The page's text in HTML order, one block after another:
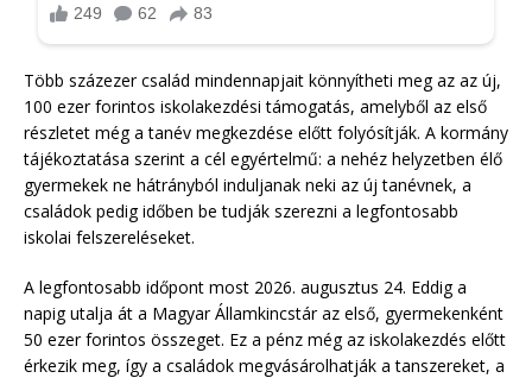
Több százezer család mindennapjait könnyítheti meg az az új,
100 ezer forintos iskolakezdési támogatás, amelyből az első
részletet még a tanév megkezdése előtt folyósítják. A kormány
tájékoztatása szerint a cél egyértelmű: a nehéz helyzetben élő
gyermekek ne hátrányból induljanak neki az új tanévnek, a
családok pedig időben be tudják szerezni a legfontosabb
iskolai felszereléseket.
A legfontosabb időpont most 2026. augusztus 24. Eddig a
napig utalja át a Magyar Államkincstár az első, gyermekenként
50 ezer forintos összeget. Ez a pénz még az iskolakezdés előtt
érkezik meg, így a családok megvásárolhatják a tanszereket, a